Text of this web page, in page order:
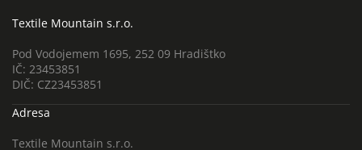
Textile Mountain s.r.o.
Pod Vodojemem 1695, 252 09 Hradištko
IČ: 23453851
DIČ: CZ23453851
Adresa
Textile Mountain s.r.o.